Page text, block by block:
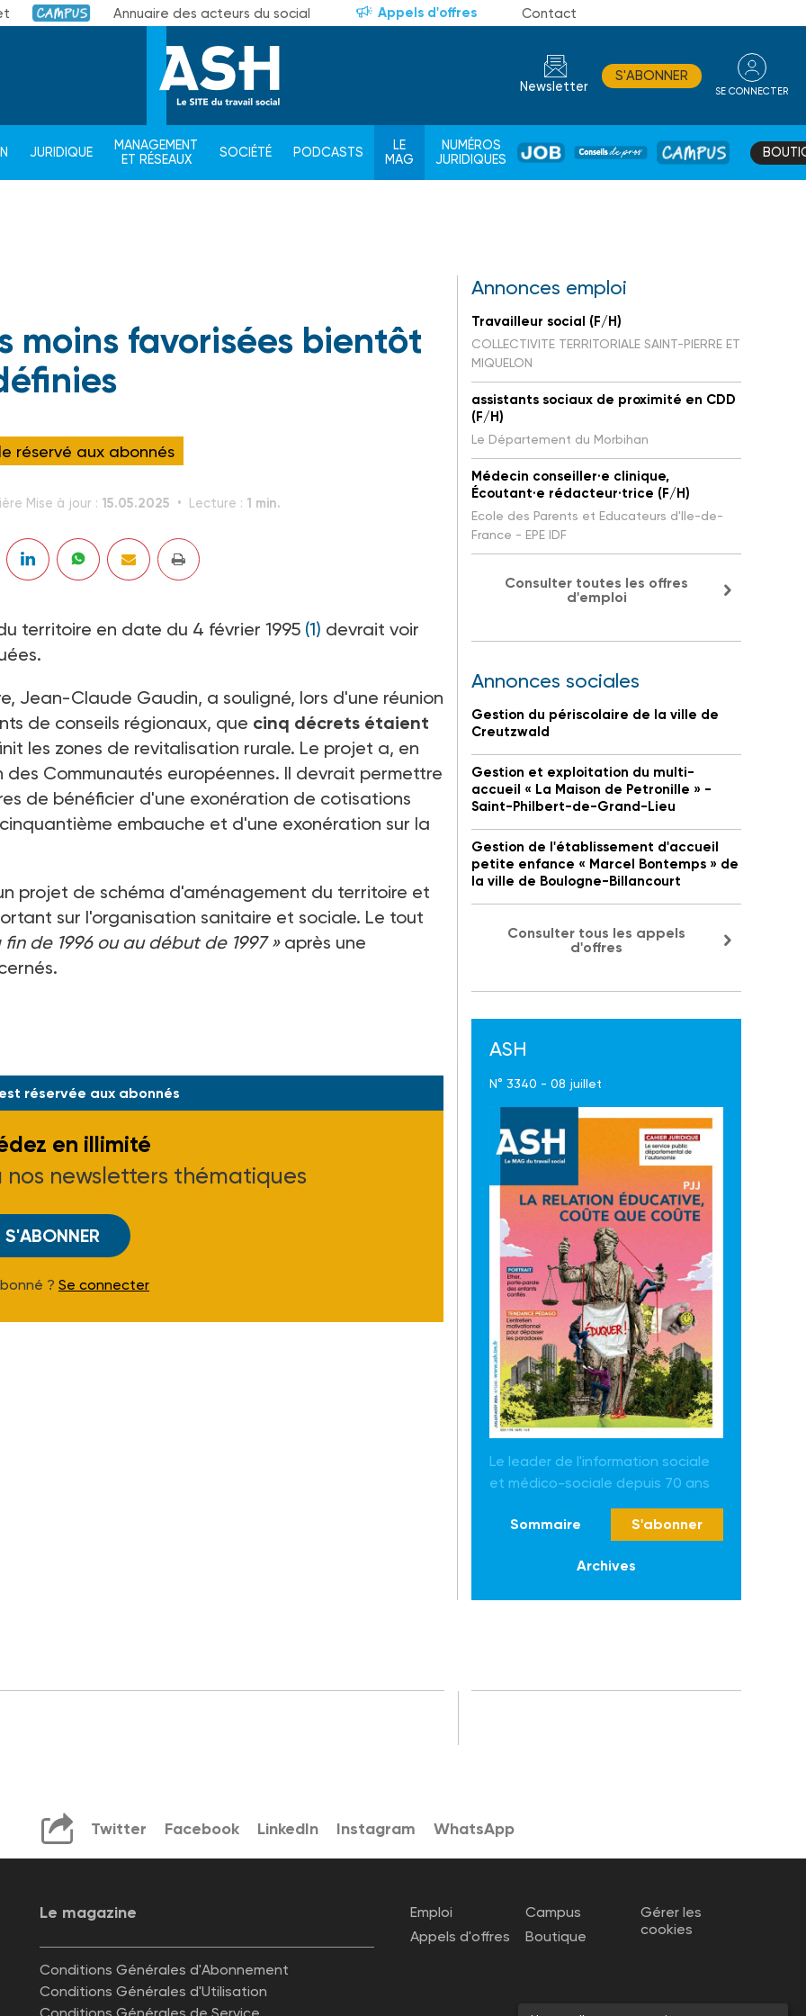
Campus Annuaire des acteurs du social Appels d'offres Contact
Newsletter
S'ABONNER
SE CONNECTER
JURIDIQUE
MANAGEMENT
ET RÉSEAUX
SOCIÉTÉ PODCASTS
LE
MAG
NUMÉROS
JURIDIQUES
JOB
DE
CAMPUS
moins favorisées bientôt
réservé aux abonnés
Mise à jour : 15.05.2025 Lecture : 1 min.
territoire en date du 4 février 1995 (1) devrait voir
Jean-Claude Gaudin, a souligné, lors d'une réunion
de conseils régionaux, que cinq décrets étaient
les zones de revitalisation rurale. Le projet a, en
Communautés européennes. Il devrait permettre
de bénéficier d'une exonération de cotisations
embauche et d'une exonération sur la
projet de schéma d'aménagement du territoire et
sur l'organisation sanitaire et sociale. Le tout
fin de 1996 ou au début de 1997 »après une
réservée aux abonnés
en illimité
nos newsletters thématiques
S'ABONNER
? Se connecter
Annonces emploi
Travailleur social (F/H)
COLLECTIVITE TERRITORIALE SAINT-PIERRE ET
MIQUELON
assistants sociaux de proximité en CDD
(F/H)
Le Département du Morbihan
Médecin conseiller·e clinique,
Écoutant·e rédacteur·trice (F/H)
Ecole des Parents et Educateurs d'Ile-de-
France - EPE IDF
Consulter toutes les offres
d'emploi
Annonces sociales
Gestion du périscolaire de la ville de
Creutzwald
Gestion et exploitation du multi-
accueil « La Maison de Petronille » -
Saint-Philbert-de-Grand-Lieu
Gestion de l'établissement d'accueil
petite enfance « Marcel Bontemps » de
la ville de Boulogne-Billancourt
Consulter tous les appels
d'offres
ASH
N° 3340 - 08 juillet
Le leader de l'information sociale
et médico-sociale depuis 70 ans
Sommaire S'abonner
Archives
Twitter Facebook LinkedIn Instagram WhatsApp
Le magazine
Conditions Générales d'Abonnement
Conditions Générales d'Utilisation
Emploi
Appels d'offres
Campus
Boutique
Gérer les
cookies